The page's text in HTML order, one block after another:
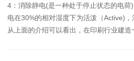
4：消除静电(是一种处于停止状态的电
电在30%的相对湿度下为活泼（Active)
从上面的介绍可以看出，在印刷行业建造